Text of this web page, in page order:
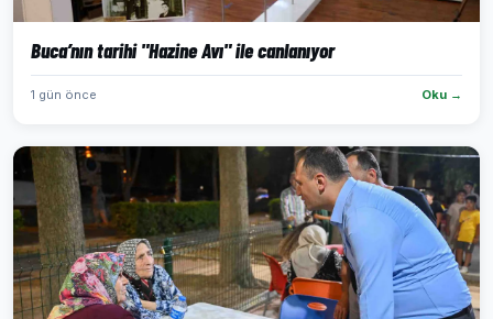
Buca’nın tarihi "Hazine Avı" ile canlanıyor
1 gün önce Oku →